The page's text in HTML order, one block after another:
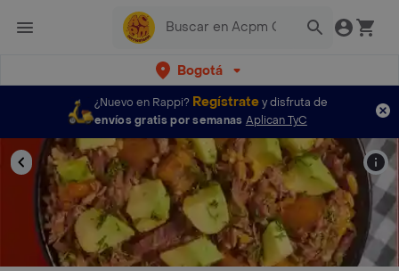
Bogotá
¿Nuevo en Rappi? Regístratey disfruta de
envíos gratis por semanas Aplican TyC